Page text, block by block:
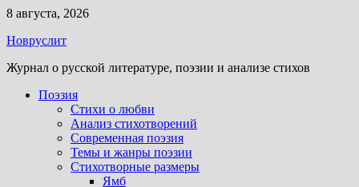
Перейти
содержимому
8 августа, 2026
Новруслит
Журнал о русской литературе, поэзии и анализе стихов
Поэзия
Стихи о любви
Анализ стихотворений
Современная поэзия
Темы и жанры поэзии
Стихотворные размеры
Ямб